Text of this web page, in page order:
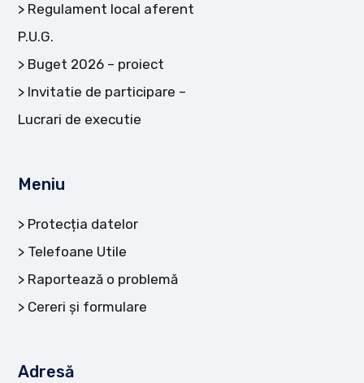
Regulament local aferent
P.U.G.
Buget 2026 – proiect
Invitatie de participare –
Lucrari de executie
Meniu
Protecția datelor
Telefoane Utile
Raportează o problemă
Cereri și formulare
Adresă